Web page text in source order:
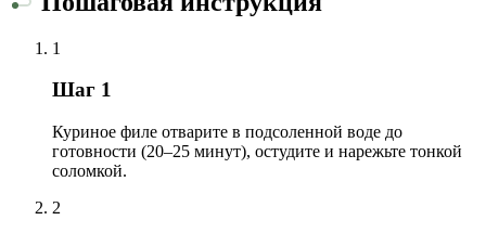
1
Шаг 1
Куриное филе отварите в подсоленной воде до
готовности (20–25 минут), остудите и нарежьте тонкой
соломкой.
2